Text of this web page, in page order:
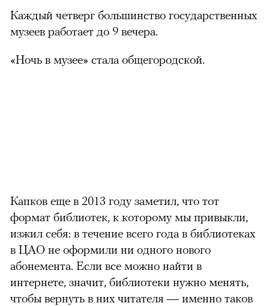
Каждый четверг большинство государственных
музеев работает до 9 вечера.
«Ночь в музее» стала общегородской.
Капков еще в 2013 году заметил, что тот
формат библиотек, к которому мы привыкли,
изжил себя: в течение всего года в библиотеках
в ЦАО не оформили ни одного нового
абонемента. Если все можно найти в
интернете, значит, библиотеки нужно менять,
чтобы вернуть в них читателя — именно таков